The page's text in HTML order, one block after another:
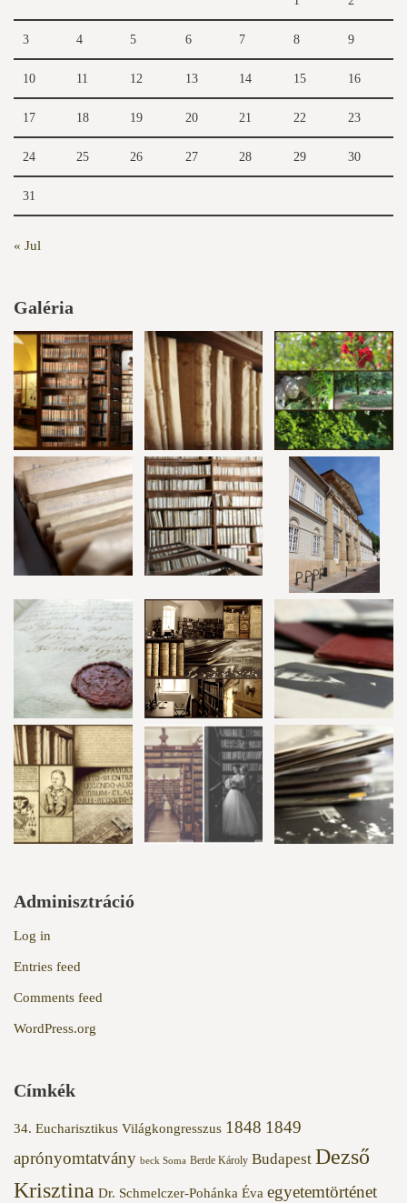
3 4 5 6 7 8 9
10 11 12 13 14 15 16
17 18 19 20 21 22 23
24 25 26 27 28 29 30
31
« Jul
Galéria
Adminisztráció
Log in
Entries feed
Comments feed
WordPress.org
Címkék
34. Eucharisztikus Világkongresszus 1848 1849
aprónyomtatvány beck Soma Berde Károly Budapest Dezső
Krisztina Dr. Schmelczer-Pohánka Éva egyetemtörténet